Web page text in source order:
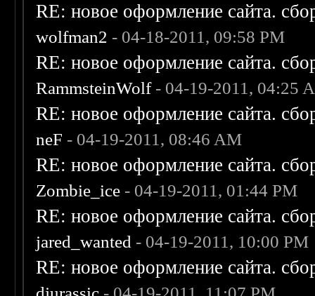
RE: новое оформление сайта.
wolfman2 - 04-18-2011, 09:58 PM
RE: новое оформление сайта.
RammsteinWolf- 04-19-2011, 04:25
RE: новое оформление сайта.
neF - 04-19-2011, 08:46 AM
RE: новое оформление сайта.
Zombie_ice - 04-19-2011, 01:44 PM
RE: новое оформление сайта.
jared_wanted - 04-19-2011, 10:00 PM
RE: новое оформление сайта.